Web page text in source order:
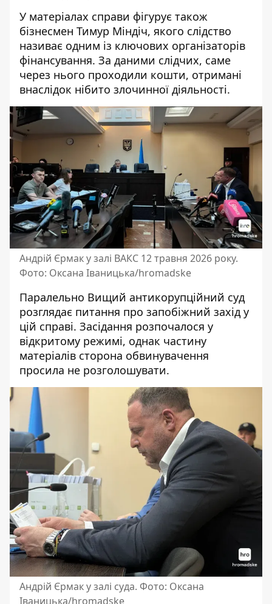
У матеріалах справи фігурує також
бізнесмен Тимур Міндіч, якого слідство
називає одним із ключових організаторів
фінансування. За даними слідчих, саме
через нього проходили кошти, отримані
внаслідок нібито злочинної діяльності.
Андрій Єрмак у залі ВАКС 12 травня 2026 року.
Фото: Оксана Іваницька/hromadske
Паралельно Вищий антикорупційний суд
розглядає питання про запобіжний захід у
цій справі. Засідання розпочалося у
відкритому режимі, однак частину
матеріалів сторона обвинувачення
просила не розголошувати.
Андрій Єрмак у залі суда. Фото: Оксана
Іваницька/hromadske